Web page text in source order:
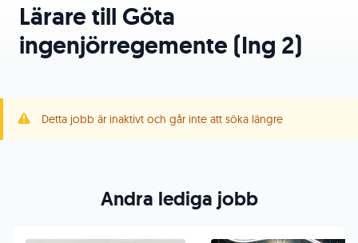
Lärare till Göta
ingenjörregemente (Ing 2)
Detta jobb är inaktivt och går inte att söka längre
Andra lediga jobb